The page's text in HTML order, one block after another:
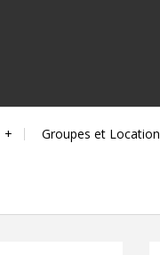
Groupes et Location